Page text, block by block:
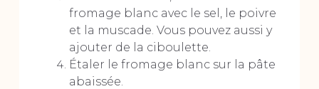
fromage blanc avec le sel, le poivre
et la muscade. Vous pouvez aussi y
ajouter de la ciboulette.
Étaler le fromage blanc sur la pâte
abaissée.